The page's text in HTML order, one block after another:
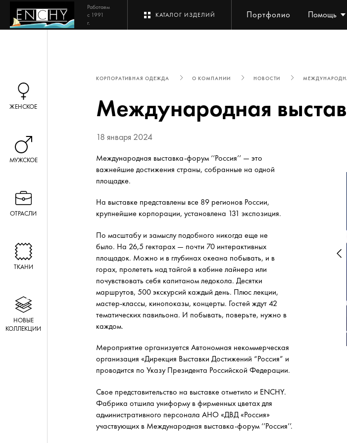
Работаем
с 1991
г.
КАТАЛОГ ИЗДЕЛИЙ Портфолио Помощь
ЖЕНСКОЕ
МУЖСКОЕ
ОТРАСЛИ
ТКАНИ
НОВЫЕ
КОЛЛЕКЦИИ
КОРПОРАТИВНАЯ ОДЕЖДА О КОМПАНИИ НОВОСТИ
Международная
18 января 2024
Международная выставка-форум ‘’Россия’’ — это
важнейшие достижения страны, собранные на одной
площадке.
На выставке представлены все 89 регионов России,
крупнейшие корпорации, установлена 131 экспозиция.
По масштабу и замыслу подобного никогда еще не
было. На 26,5 гектарах — почти 70 интерактивных
площадок. Можно и в глубинах океана побывать, и в
горах, пролететь над тайгой в кабине лайнера или
почувствовать себя капитаном ледокола. Десятки
маршрутов, 500 экскурсий каждый день. Плюс лекции,
мастер-классы, кинопоказы, концерты. Гостей ждут 42
тематических павильона. И побывать, поверьте, нужно в
каждом.
Мероприятие организуется Автономная некоммерческая
организация «Дирекция Выставки Достижений “Россия” и
проводится по Указу Президента Российской Федерации.
Свое представительство на выставке отметило и ENCHY.
Фабрика отшила униформу в фирменных цветах для
административного персонала АНО «ДВД «Россия»
участвующих в Международная выставка-форум ‘’Россия’’.